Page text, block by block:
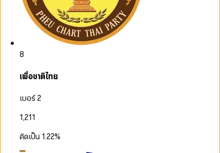
8
เพื่อชาติไทย
เบอร์ 2
1,211
คิดเป็น 1.22%